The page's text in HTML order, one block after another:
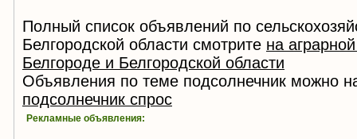
Полный список объявлений по
Белгородской области смотрите на
Белгороде и Белгородской области
Объявления по теме подсолнечник можно
подсолнечник спрос
Рекламные объявления: